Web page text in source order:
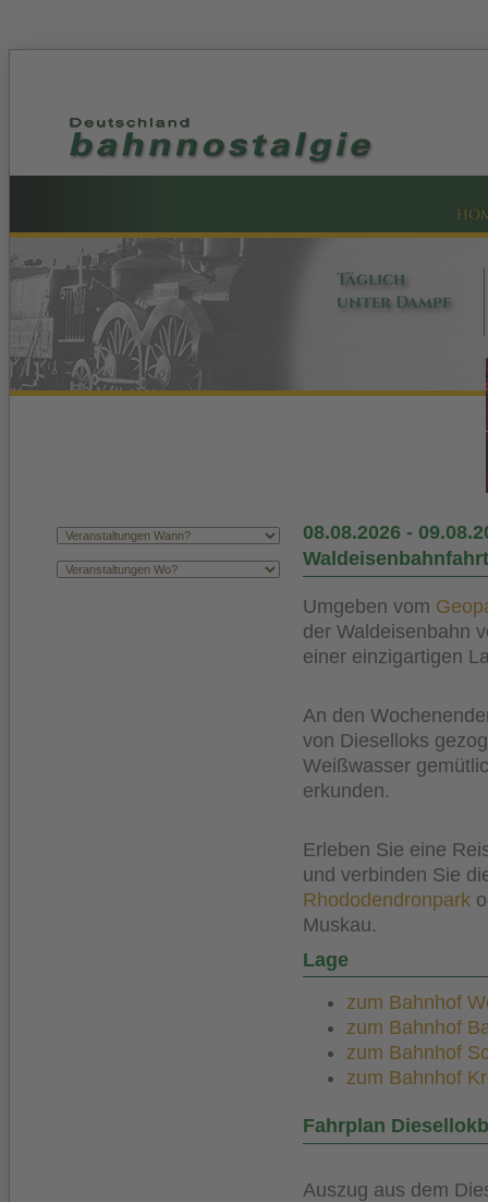
Täglich
unter Dampf
08.08.2026 -
Umgeben vom
der Waldeisenbahn
einer einzigartigen
An den
von Dieselloks
Weißwasser
erkunden.
Erleben Sie eine
und verbinden Sie
Rhododendronpark
Muskau.
Lage
zum Bahnhof
zum Bahnhof
zum Bahnhof
zum Bahnhof
Fahrplan
Auszug aus dem